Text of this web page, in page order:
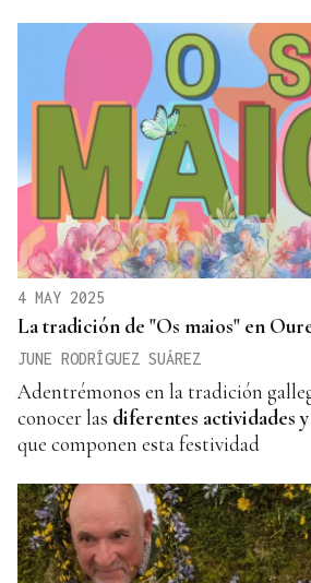
4 MAY 2025
La tradición de "Os maios" en
JUNE RODRÍGUEZ SUÁREZ
Adentrémonos en la tradición
conocer las diferentes actividades
que componen esta festividad